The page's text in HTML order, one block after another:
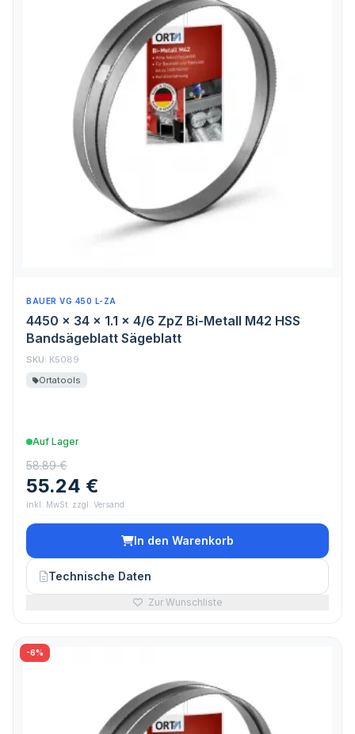
BAUER VG 450 L-ZA
4450 x 34 x 1.1 x 4/6 ZpZ Bi-Metall M42 HSS
Bandsägeblatt Sägeblatt
SKU: K5089
Ortatools
Auf Lager
58.89 €
55.24 €
inkl. MwSt. zzgl. Versand
In den Warenkorb
Technische Daten
Zur Wunschliste
-6%